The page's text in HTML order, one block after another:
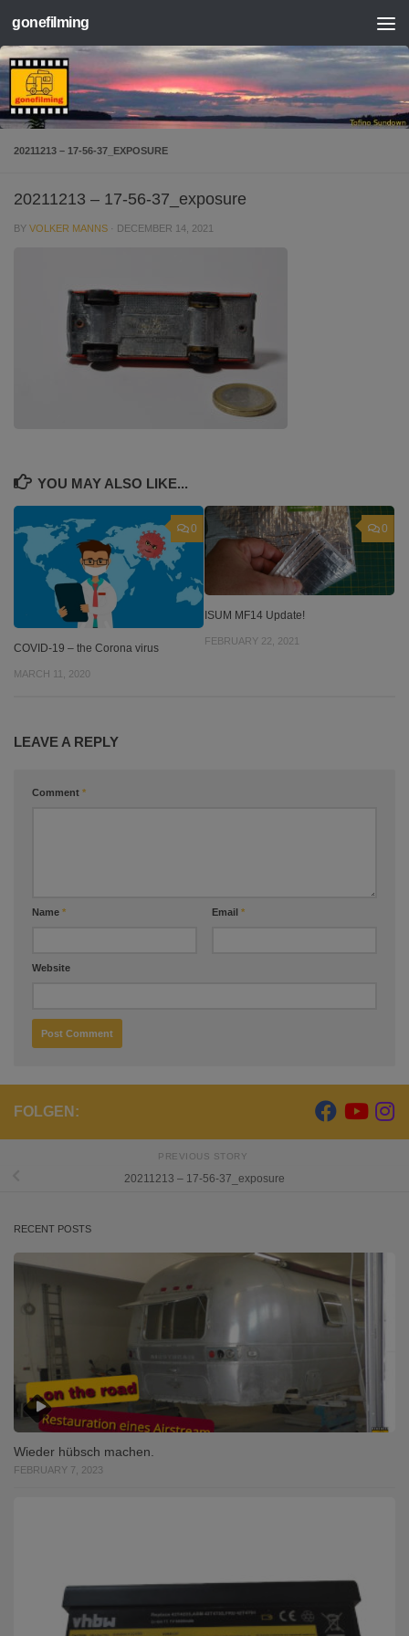
Skip to content
gonefilming
20211213 – 17-56-37_EXPOSURE
20211213 – 17-56-37_exposure
BY VOLKER MANNS · DECEMBER 14, 2021
YOU MAY ALSO LIKE...
0
COVID-19 – the Corona virus
MARCH 11, 2020
0
ISUM MF14 Update!
FEBRUARY 22, 2021
LEAVE A REPLY
Comment *
Name * Email *
Website
FOLGEN:
PREVIOUS STORY
20211213 – 17-56-37_exposure
RECENT POSTS
Wieder hübsch machen.
FEBRUARY 7, 2023